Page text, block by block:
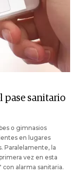
pase sanitario
o gimnasios
en lugares
Paralelamente, la
vez en esta
alarma sanitaria.